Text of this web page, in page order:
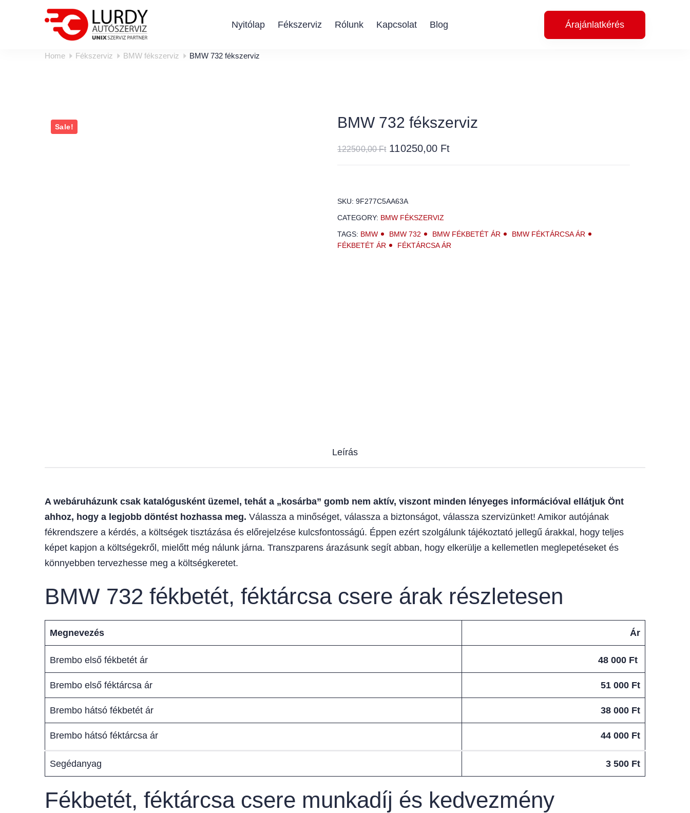
Nyitólap Fékszerviz Rólunk Kapcsolat Blog Árajánlatkérés
Home Fékszerviz BMW fékszerviz BMW 732 fékszerviz
Sale! BMW 732 fékszerviz
122500,00Ft 110250,00 Ft
SKU: 9F277C5AA63A
CATEGORY: BMW FÉKSZERVIZ
TAGS: BMW BMW 732 BMW FÉKBETÉT ÁR
BMW FÉKTÁRCSA ÁR
FÉKBETÉT ÁR
FÉKTÁRCSA ÁR
Leírás
A webáruházunk csak katalógusként üzemel, tehát a „kosárba” gomb nem aktív, viszont minden lényeges információval ellátjuk Önt
ahhoz, hogy a legjobb döntést hozhassa meg. Válassza a minőséget, válassza a biztonságot, válassza szervizünket! Amikor autójának
fékrendszere a kérdés, a költségek tisztázása és előrejelzése kulcsfontosságú. Éppen ezért szolgálunk tájékoztató jellegű árakkal, hogy teljes
képet kapjon a költségekről, mielőtt még nálunk járna. Transzparens árazásunk segít abban, hogy elkerülje a kellemetlen meglepetéseket és
könnyebben tervezhesse meg a költségkeretet.
BMW 732 fékbetét, féktárcsa csere árak részletesen
Megnevezés Ár
Brembo első fékbetét ár 48 000 Ft
Brembo első féktárcsa ár 51 000 Ft
Brembo hátsó fékbetét ár 38 000 Ft
Brembo hátsó féktárcsa ár 44 000 Ft
Segédanyag 3 500 Ft
Fékbetét, féktárcsa csere munkadíj és kedvezmény